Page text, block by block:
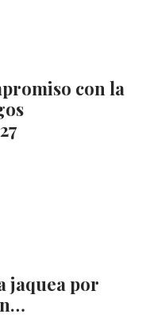
con la
jaquea por